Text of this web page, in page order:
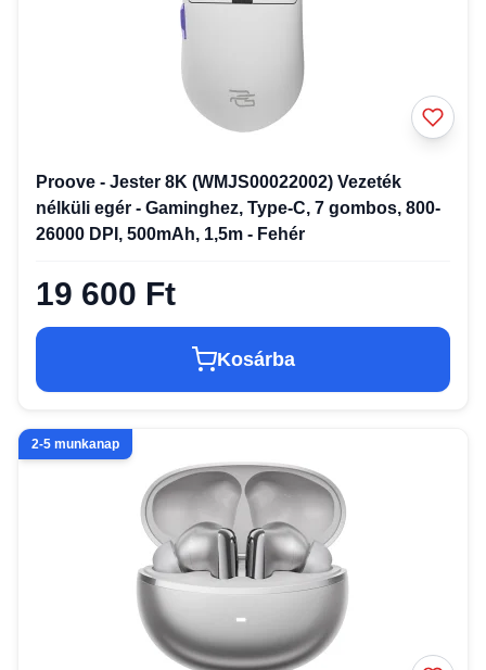
Proove - Jester 8K (WMJS00022002) Vezeték
nélküli egér - Gaminghez, Type-C, 7 gombos, 800-
26000 DPI, 500mAh, 1,5m - Fehér
19 600 Ft
Kosárba
2-5 munkanap